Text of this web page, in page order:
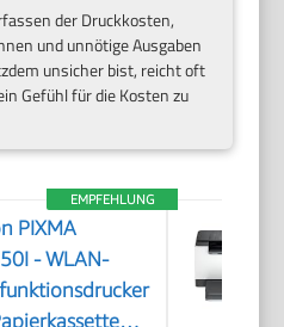
der Druckkosten,
und unnötige Ausgaben
unsicher bist, reicht oft
Gefühl für die Kosten zu
EMPFEHLUNG
PIXMA
- WLAN-